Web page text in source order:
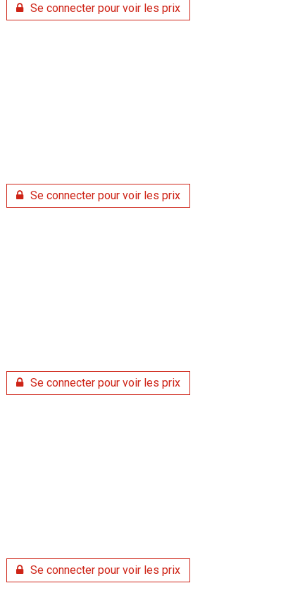
Se connecter pour voir les prix
Se connecter pour voir les prix
Se connecter pour voir les prix
Se connecter pour voir les prix